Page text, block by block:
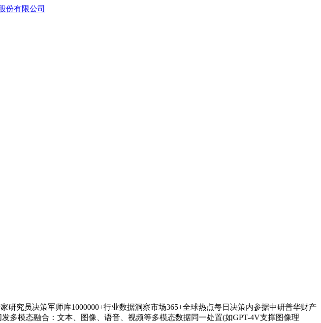
究员决策军师库1000000+行业数据洞察市场365+全球热点每日决策内参据中研普华财产
多模态融合：文本、图像、语音、视频等多模态数据同一处置(如GPT-4V支撑图像理